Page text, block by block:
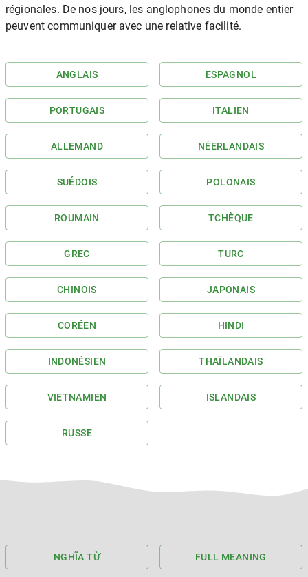
régionales. De nos jours, les anglophones du monde entier
peuvent communiquer avec une relative facilité.
ANGLAIS ESPAGNOL
PORTUGAIS ITALIEN
ALLEMAND NÉERLANDAIS
SUÉDOIS POLONAIS
ROUMAIN TCHÈQUE
GREC TURC
CHINOIS JAPONAIS
CORÉEN HINDI
INDONÉSIEN THAÏLANDAIS
VIETNAMIEN ISLANDAIS
RUSSE
NGHĨA TỪ FULL MEANING